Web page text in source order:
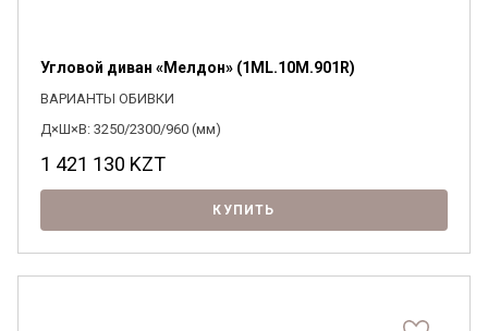
Угловой диван «Мелдон» (1ML.10M.901R)
ВАРИАНТЫ ОБИВКИ
Д×Ш×В: 3250/2300/960 (мм)
1 421 130 KZT
КУПИТЬ